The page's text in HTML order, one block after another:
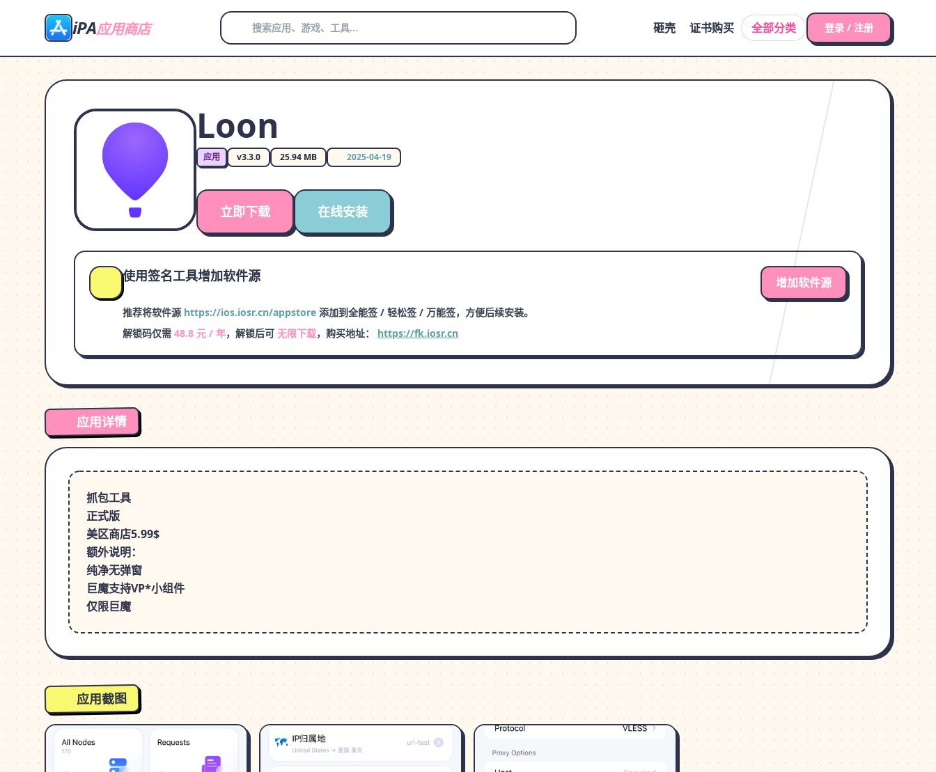
iPA应用商店 砸壳 证书购买 全部分类 登录 / 注册
Loon
应用 v3.3.0 25.94 MB 2025-04-19
立即下载 在线安装
使用签名工具增加软件源 增加软件源
推荐将软件源 https://ios.iosr.cn/appstore 添加到全能签 / 轻松签 / 万能签，方便后续安装。
解锁码仅需 48.8 元 / 年，解锁后可 无限下载，购买地址： https://fk.iosr.cn
应用详情
抓包工具
正式版
美区商店5.99$
额外说明：
纯净无弹窗
巨魔支持VP*小组件
仅限巨魔
应用截图